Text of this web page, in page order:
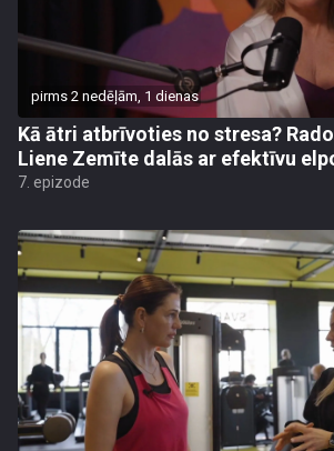
pirms 2 nedēļām, 1 dienas
Kā ātri atbrīvoties no stresa?
Liene Zemīte dalās ar efektīvu
7. epizode